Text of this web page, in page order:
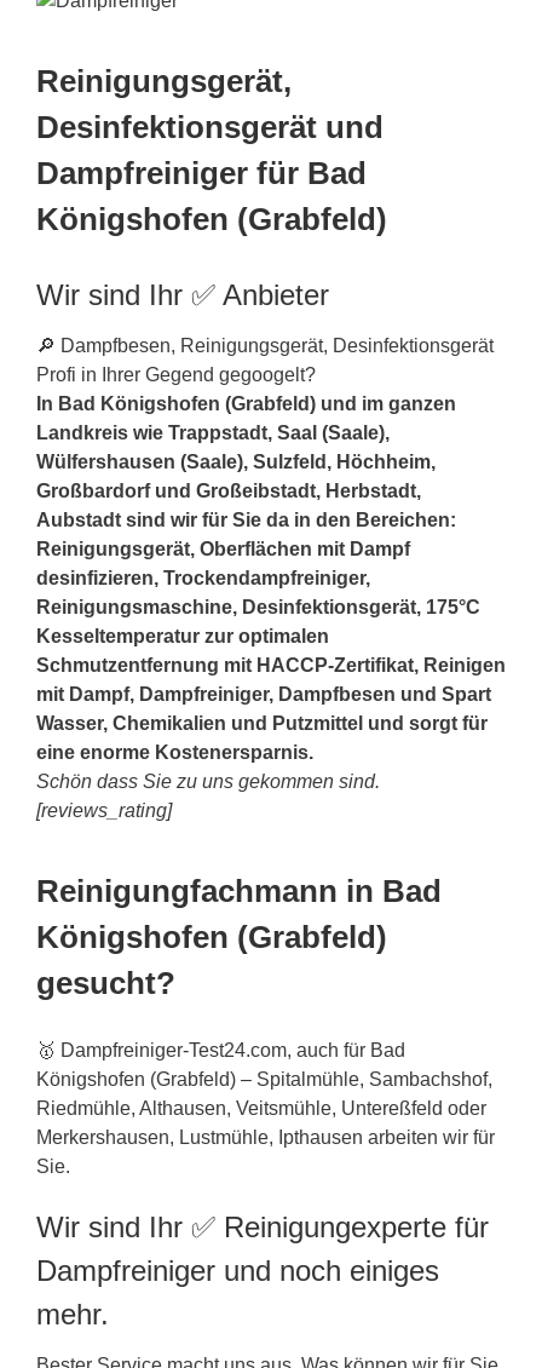
Reinigungsgerät,
Desinfektionsgerät und
Dampfreiniger für Bad
Königshofen (Grabfeld)
Wir sind Ihr ✅ Anbieter
🔎 Dampfbesen, Reinigungsgerät, Desinfektionsgerät
Profi in Ihrer Gegend gegoogelt?
In Bad Königshofen (Grabfeld) und im ganzen
Landkreis wie Trappstadt, Saal (Saale),
Wülfershausen (Saale), Sulzfeld, Höchheim,
Großbardorf und Großeibstadt, Herbstadt,
Aubstadt sind wir für Sie da in den Bereichen:
Reinigungsgerät, Oberflächen mit Dampf
desinfizieren, Trockendampfreiniger,
Reinigungsmaschine, Desinfektionsgerät, 175°C
Kesseltemperatur zur optimalen
Schmutzentfernung mit HACCP-Zertifikat, Reinigen
mit Dampf, Dampfreiniger, Dampfbesen und Spart
Wasser, Chemikalien und Putzmittel und sorgt für
eine enorme Kostenersparnis.
Schön dass Sie zu uns gekommen sind.
[reviews_rating]
Reinigungfachmann in Bad
Königshofen (Grabfeld)
gesucht?
🥇 Dampfreiniger-Test24.com, auch für Bad
Königshofen (Grabfeld) – Spitalmühle, Sambachshof,
Riedmühle, Althausen, Veitsmühle, Untereßfeld oder
Merkershausen, Lustmühle, Ipthausen arbeiten wir für
Sie.
Wir sind Ihr ✅ Reinigungexperte für
Dampfreiniger und noch einiges
mehr.